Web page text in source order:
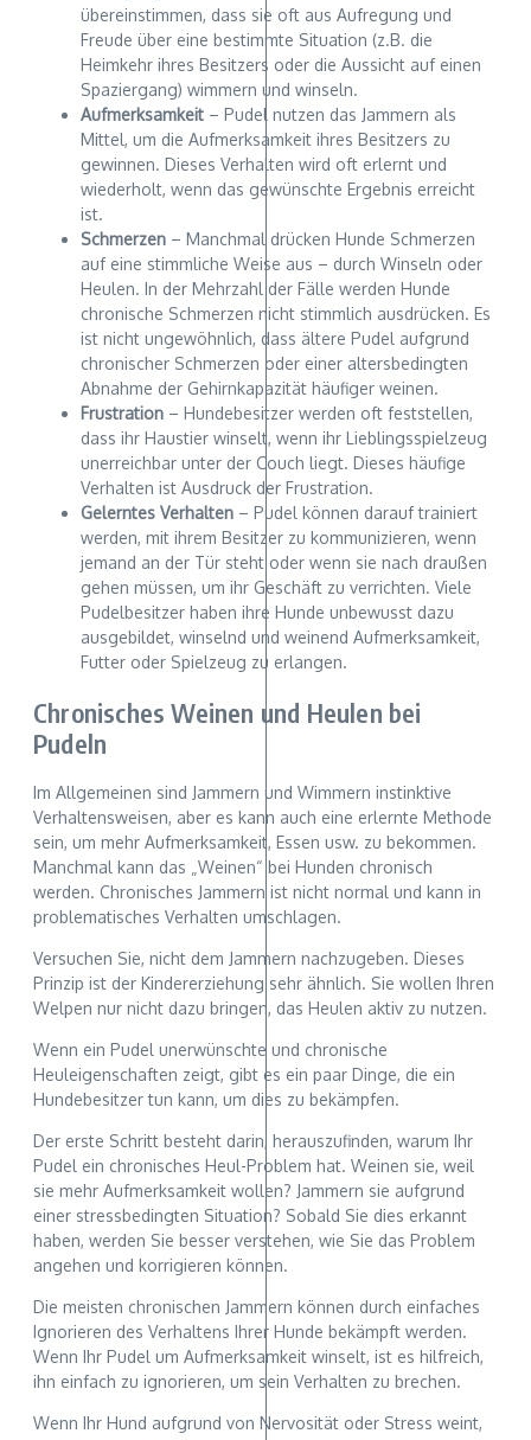
übereinstimmen, dass sie oft aus Aufregung und
Freude über eine bestimmte Situation (z.B. die
Heimkehr ihres Besitzers oder die Aussicht auf einen
Spaziergang) wimmern und winseln.
Aufmerksamkeit – Pudel nutzen das Jammern als
Mittel, um die Aufmerksamkeit ihres Besitzers zu
gewinnen. Dieses Verhalten wird oft erlernt und
wiederholt, wenn das gewünschte Ergebnis erreicht
ist.
Schmerzen – Manchmal drücken Hunde Schmerzen
auf eine stimmliche Weise aus – durch Winseln oder
Heulen. In der Mehrzahl der Fälle werden Hunde
chronische Schmerzen nicht stimmlich ausdrücken. Es
ist nicht ungewöhnlich, dass ältere Pudel aufgrund
chronischer Schmerzen oder einer altersbedingten
Abnahme der Gehirnkapazität häufiger weinen.
Frustration – Hundebesitzer werden oft feststellen,
dass ihr Haustier winselt, wenn ihr Lieblingsspielzeug
unerreichbar unter der Couch liegt. Dieses häufige
Verhalten ist Ausdruck der Frustration.
Gelerntes Verhalten – Pudel können darauf trainiert
werden, mit ihrem Besitzer zu kommunizieren, wenn
jemand an der Tür steht oder wenn sie nach draußen
gehen müssen, um ihr Geschäft zu verrichten. Viele
Pudelbesitzer haben ihre Hunde unbewusst dazu
ausgebildet, winselnd und weinend Aufmerksamkeit,
Futter oder Spielzeug zu erlangen.
Chronisches Weinen und Heulen bei
Pudeln
Im Allgemeinen sind Jammern und Wimmern instinktive
Verhaltensweisen, aber es kann auch eine erlernte Methode
sein, um mehr Aufmerksamkeit, Essen usw. zu bekommen.
Manchmal kann das „Weinen“ bei Hunden chronisch
werden. Chronisches Jammern ist nicht normal und kann in
problematisches Verhalten umschlagen.
Versuchen Sie, nicht dem Jammern nachzugeben. Dieses
Prinzip ist der Kindererziehung sehr ähnlich. Sie wollen Ihren
Welpen nur nicht dazu bringen, das Heulen aktiv zu nutzen.
Wenn ein Pudel unerwünschte und chronische
Heuleigenschaften zeigt, gibt es ein paar Dinge, die ein
Hundebesitzer tun kann, um dies zu bekämpfen.
Der erste Schritt besteht darin, herauszufinden, warum Ihr
Pudel ein chronisches Heul-Problem hat. Weinen sie, weil
sie mehr Aufmerksamkeit wollen? Jammern sie aufgrund
einer stressbedingten Situation? Sobald Sie dies erkannt
haben, werden Sie besser verstehen, wie Sie das Problem
angehen und korrigieren können.
Die meisten chronischen Jammern können durch einfaches
Ignorieren des Verhaltens Ihrer Hunde bekämpft werden.
Wenn Ihr Pudel um Aufmerksamkeit winselt, ist es hilfreich,
ihn einfach zu ignorieren, um sein Verhalten zu brechen.
Wenn Ihr Hund aufgrund von Nervosität oder Stress weint,